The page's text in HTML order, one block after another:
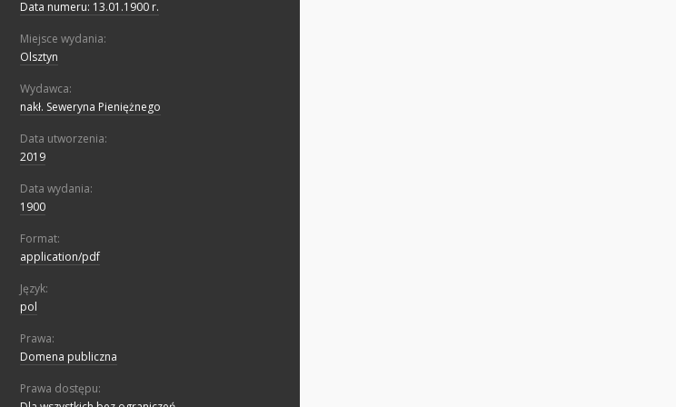
Data numeru: 13.01.1900 r.
Miejsce wydania:
Olsztyn
Wydawca:
nakł. Seweryna Pieniężnego
Data utworzenia:
2019
Data wydania:
1900
Format:
application/pdf
Język:
pol
Prawa:
Domena publiczna
Prawa dostępu: